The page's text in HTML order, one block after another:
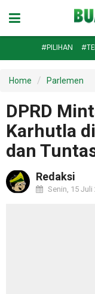
#PILIHAN
Home Parlemen
DPRD
Karhutla
dan
Redaksi
Senin, 15 Juli